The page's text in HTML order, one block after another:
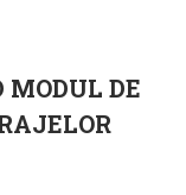
MODUL DE